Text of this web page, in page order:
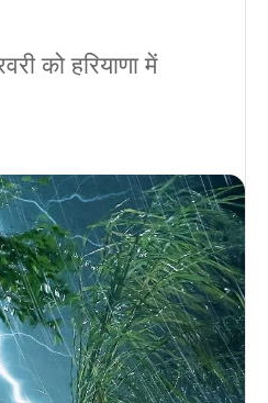
को हरियाणा में